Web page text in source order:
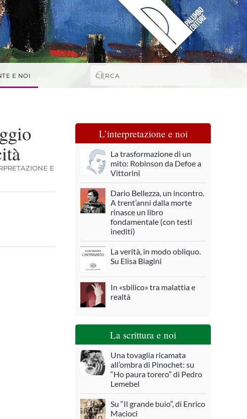
E NOI
E
L’interpretazione e noi
La trasformazione di un
mito: Robinson da Defoe a
Vittorini
Dario Bellezza, un incontro.
A trent’anni dalla morte
rinasce un libro
fondamentale (con testi
inediti)
La verità, in modo obliquo.
Su Elisa Biagini
In «sbilico» tra malattia e
realtà
La scrittura e noi
Una tovaglia ricamata
all’ombra di Pinochet: su
“Ho paura torero” di Pedro
Lemebel
Su “Il grande buio”, di Enrico
Macioci